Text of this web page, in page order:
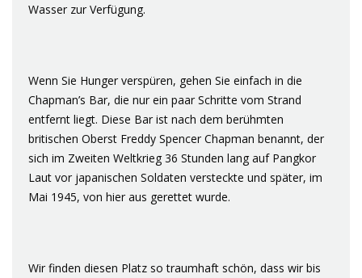
Wasser zur Verfügung.
Wenn Sie Hunger verspüren, gehen Sie einfach in die
Chapman’s Bar, die nur ein paar Schritte vom Strand
entfernt liegt. Diese Bar ist nach dem berühmten
britischen Oberst Freddy Spencer Chapman benannt, der
sich im Zweiten Weltkrieg 36 Stunden lang auf Pangkor
Laut vor japanischen Soldaten versteckte und später, im
Mai 1945, von hier aus gerettet wurde.
Wir finden diesen Platz so traumhaft schön, dass wir bis